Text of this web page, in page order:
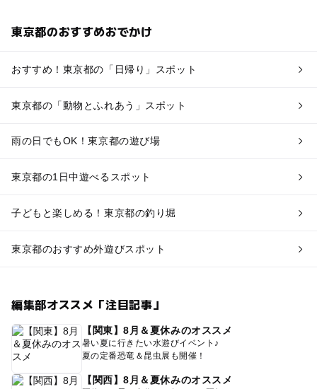
東京都のおすすめおでかけ
おすすめ！東京都の「日帰り」スポット
東京都の「動物とふれあう」スポット
雨の日でもOK！東京都の遊び場
東京都の1日中遊べるスポット
子どもと楽しめる！東京都の釣り堀
東京都のおすすめ外遊びスポット
編集部オススメ「注目記事」
【関東】8月＆夏休みのオススメ
暑い夏に行きたい水遊びイベント♪
夏の定番恐竜＆昆虫展も開催！
【関西】8月＆夏休みのオススメ